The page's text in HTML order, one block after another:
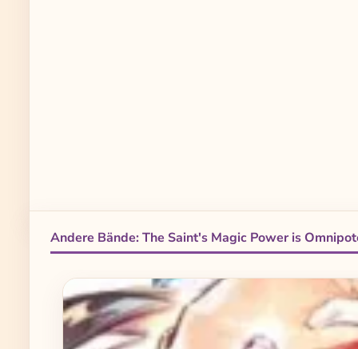
Andere Bände: The Saint's Magic Power is
Produktgalerie überspringen